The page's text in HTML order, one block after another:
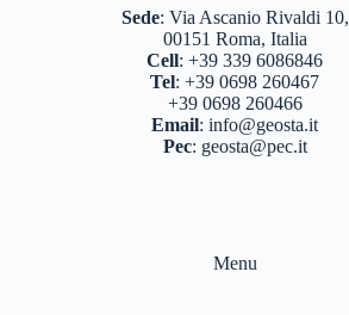
Sede: Via Ascanio Rivaldi 10,
00151 Roma, Italia
Cell:+39 339 6086846
Tel:+39 0698 260467
+39 0698 260466
Email:info@geosta.it
Pec: geosta@pec.it
Menu